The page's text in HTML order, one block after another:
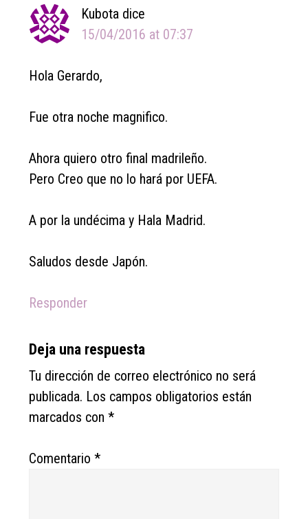
Kubota dice
15/04/2016 at 07:37
Hola Gerardo,
Fue otra noche magnifico.
Ahora quiero otro final madrileño.
Pero Creo que no lo hará por UEFA.
A por la undécima y Hala Madrid.
Saludos desde Japón.
Responder
Deja una respuesta
Tu dirección de correo electrónico no será
publicada. Los campos obligatorios están
marcados con*
Comentario*